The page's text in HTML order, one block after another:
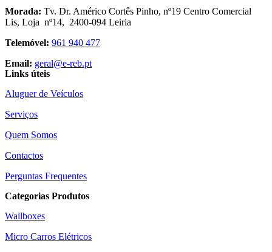
Morada: Tv. Dr. Américo Cortês Pinho, nº19 Centro Comercial
Lis, Loja nº14, 2400-094 Leiria
Telemóvel: 961 940 477
Email: geral@e-reb.pt
Links úteis
Aluguer de Veículos
Serviços
Quem Somos
Contactos
Perguntas Frequentes
Categorias Produtos
Wallboxes
Micro Carros Elétricos